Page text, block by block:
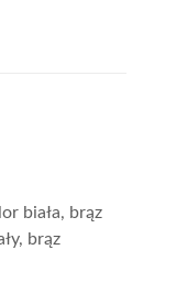
biała, brąz
brąz